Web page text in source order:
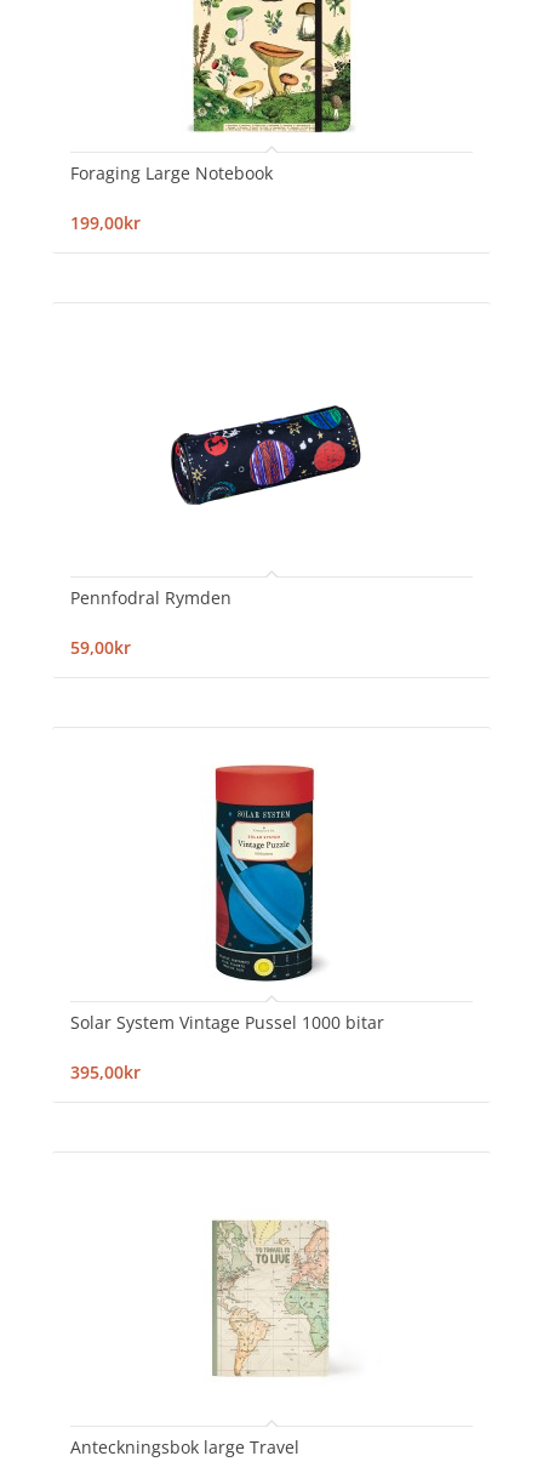
Foraging Large Notebook
199,00kr
Pennfodral Rymden
59,00kr
Solar System Vintage Pussel 1000 bitar
395,00kr
Anteckningsbok large Travel